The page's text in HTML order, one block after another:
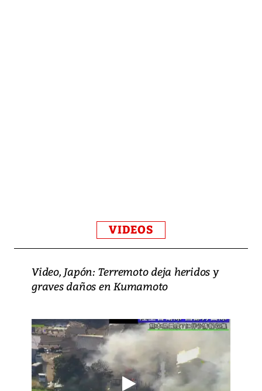
VIDEOS
Video, Japón: Terremoto deja heridos y
graves daños en Kumamoto